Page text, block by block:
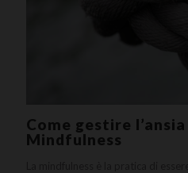
Come gestire
Mindfulness